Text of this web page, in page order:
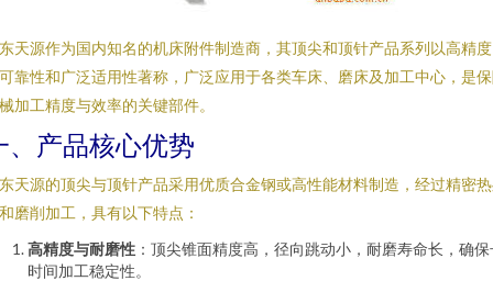
天源作为国内知名的机床附件制造商，其顶尖和顶针产品系列以高精
靠性和广泛适用性著称，广泛应用于各类车床、磨床及加工中心，是
加工精度与效率的关键部件。
、产品核心优势
天源的顶尖与顶针产品采用优质合金钢或高性能材料制造，经过精密
磨削加工，具有以下特点：
高精度与耐磨性 ：顶尖锥面精度高，径向跳动小，耐磨寿命长，确保
时间加工稳定性。